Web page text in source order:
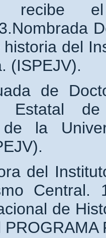
recibe
del
(ISPEJV).
de
Estatal
de la
del
Central.
de